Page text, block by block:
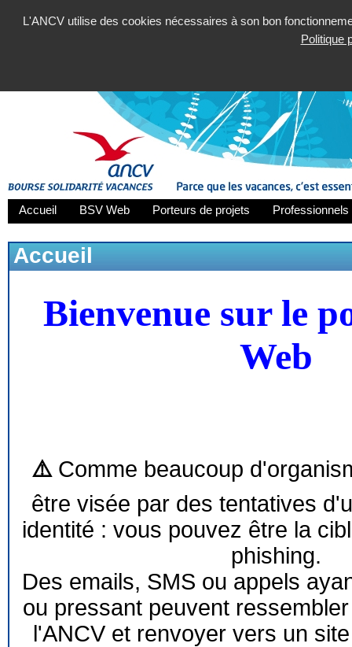
L'ANCV utilise des cookies nécessaires à son bon
Politique
Accueil BSV Web Porteurs de projets
Accueil
Bienvenue sur le
Web
⚠️ Comme beaucoup
être visée par des tentatives
identité : vous pouvez être la
phishing.
Des emails, SMS ou appels
ou pressant peuvent
l'ANCV et renvoyer vers un